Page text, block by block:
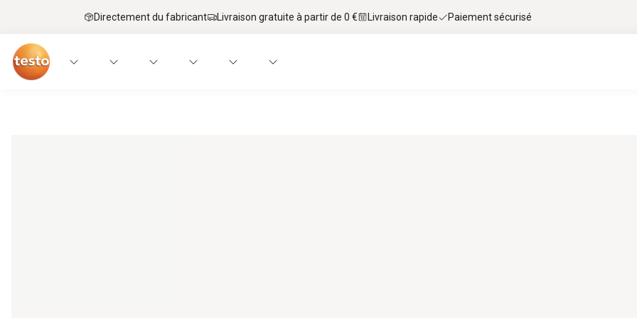
Directement du fabricant Livraison gratuite à partir de 0 € Livraison rapide Paiement sécurisé